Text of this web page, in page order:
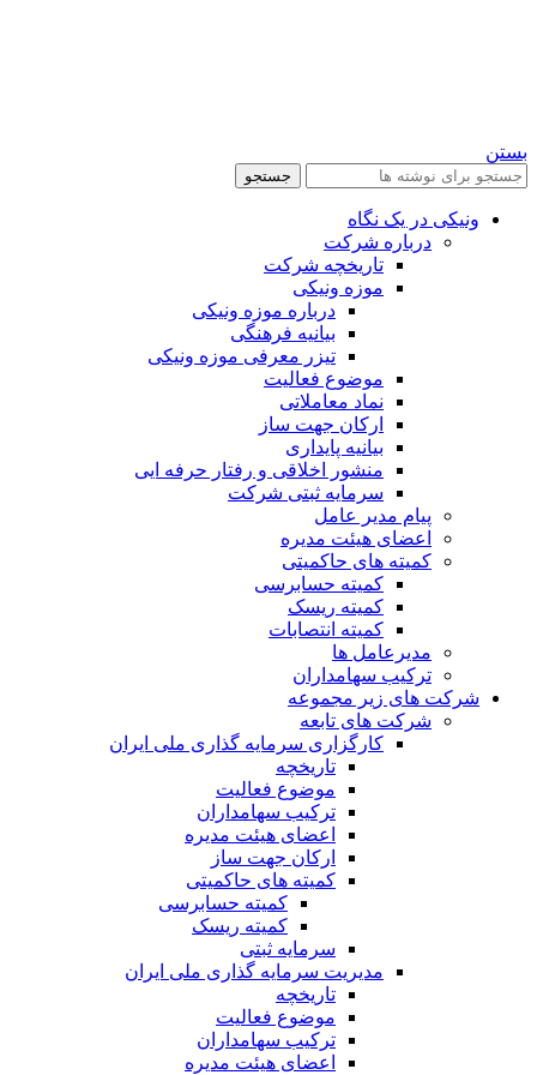
بستن
جستجو
ونیکی در یک نگاه
درباره شرکت
تاریخچه شرکت
موزه ونیکی
درباره موزه ونیکی
بیانیه فرهنگی
تیزر معرفی موزه ونیکی
موضوع فعالیت
نماد معاملاتی
ارکان جهت ساز
بیانیه پایداری
منشور اخلاقی و رفتار حرفه ایی
سرمایه ثبتی شرکت
پیام مدیر عامل
اعضای هیئت مدیره
کمیته های حاکمیتی
کمیته حسابرسی
کمیته ریسک
کمیته انتصابات
مدیرعامل ها
ترکیب سهامداران
شرکت های زیر مجموعه
شرکت های تابعه
کارگزاری سرمایه گذاری ملی ایران
تاریخچه
موضوع فعالیت
ترکیب سهامداران
اعضای هیئت مدیره
ارکان جهت ساز
کمیته های حاکمیتی
کمیته حسابرسی
کمیته ریسک
سرمایه ثبتی
مدیریت سرمایه گذاری ملی ایران
تاریخچه
موضوع فعالیت
ترکیب سهامداران
اعضای هیئت مدیره